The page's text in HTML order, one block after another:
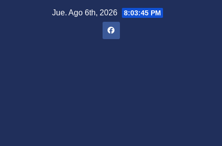
Jue. Ago 6th, 2026 8:03:46 PM